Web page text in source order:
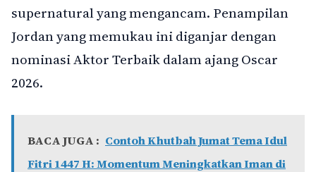
supernatural yang mengancam. Penampilan
Jordan yang memukau ini diganjar dengan
nominasi Aktor Terbaik dalam ajang Oscar
2026.
BACA JUGA : Contoh Khutbah Jumat Tema Idul
Fitri 1447 H: Momentum Meningkatkan Iman di